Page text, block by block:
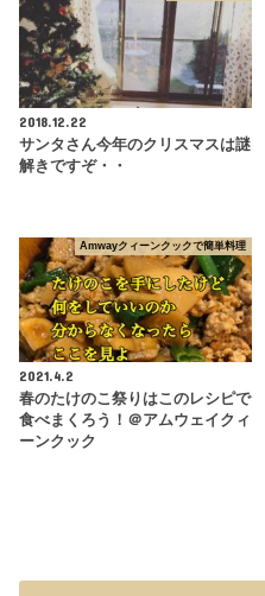
2018.12.22
サンタさん今年のクリスマスは謎
解きですぞ・・
Amwayクィーンクックで簡単料理
2021.4.2
春のたけのこ祭りはこのレシピで
食べまくろう！＠アムウェイクィ
ーンクック